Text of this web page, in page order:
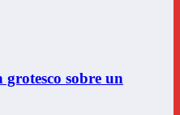
sobre un